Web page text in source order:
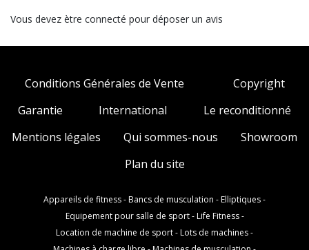
Vous devez ètre connecté pour déposer un avis
Conditions Générales de Vente
Copyright
Garantie
International
Le reconditionné
Mentions légales
Qui sommes-nous
Showroom
Plan du site
Appareils de fitness-Bancs de musculation -Elliptiques-
Equipement pour salle de sport-Life Fitness-
Location de machine de sport-Lots de machines-